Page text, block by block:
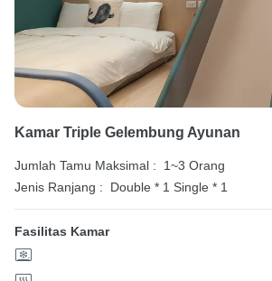
Kamar Triple Gelembung Ayunan
Jumlah Tamu Maksimal :
1~3 Orang
Jenis Ranjang :
Double * 1 Single * 1
Fasilitas Kamar